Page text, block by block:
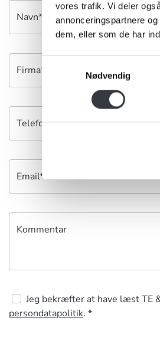
vores trafik. Vi deler
annonceringspartnere
dem, eller som de har
Nødvendig
Navn*
Firma*
Telefonnr.*
Email*
Kommentar
Jeg bekræfter at have læst TE
persondatapolitik. *